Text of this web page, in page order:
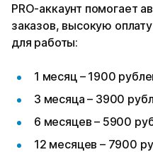
PRO-аккаунт помогает
заказов, высокую
для работы:
1 месяц – 1900
3 месяца – 3900
6 месяцев – 5900
12 месяцев – 7900